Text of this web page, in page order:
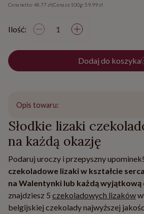
Cena netto: 48.77 zł|Cena za 100g: 59.99 zł
Ilość:
Dodaj do koszyka
Opis towaru:
Słodkie lizaki
na każdą okazję
Podaruj uroczy i przepyszny upominek!
czekoladowe lizaki w kształcie
na Walentynki lub każdą wyjątkową
znajdziesz 5 czekoladowych lizaków
belgijskiej czekolady najwyższej